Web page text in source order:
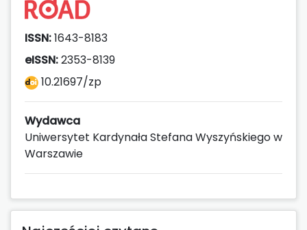
ISSN:1643-8183
eISSN:2353-8139
10.21697/zp
Wydawca
Uniwersytet Kardynała Stefana Wyszyńskiego w
Warszawie